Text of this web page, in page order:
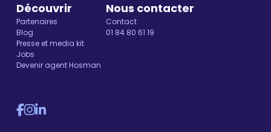
Découvrir
Partenaires
Blog
Presse et media kit
Jobs
Devenir agent Hosman
Nous contacter
Contact
01 84 80 61 19